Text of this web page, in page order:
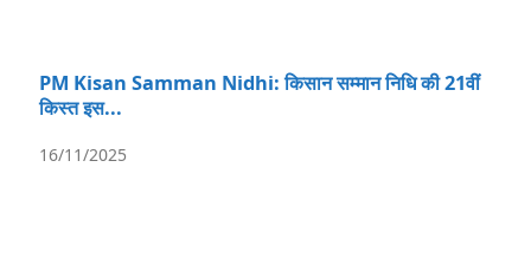
PM Kisan Samman Nidhi: किसान सम्मान निधि की 21वीं
किस्त इस...
16/11/2025